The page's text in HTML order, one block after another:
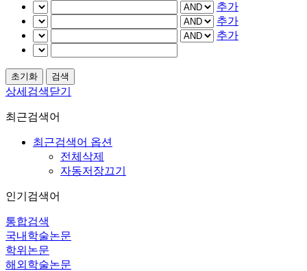
추가
추가
추가
상세검색닫기
최근검색어
최근검색어 옵션
전체삭제
자동저장끄기
인기검색어
통합검색
국내학술논문
학위논문
해외학술논문